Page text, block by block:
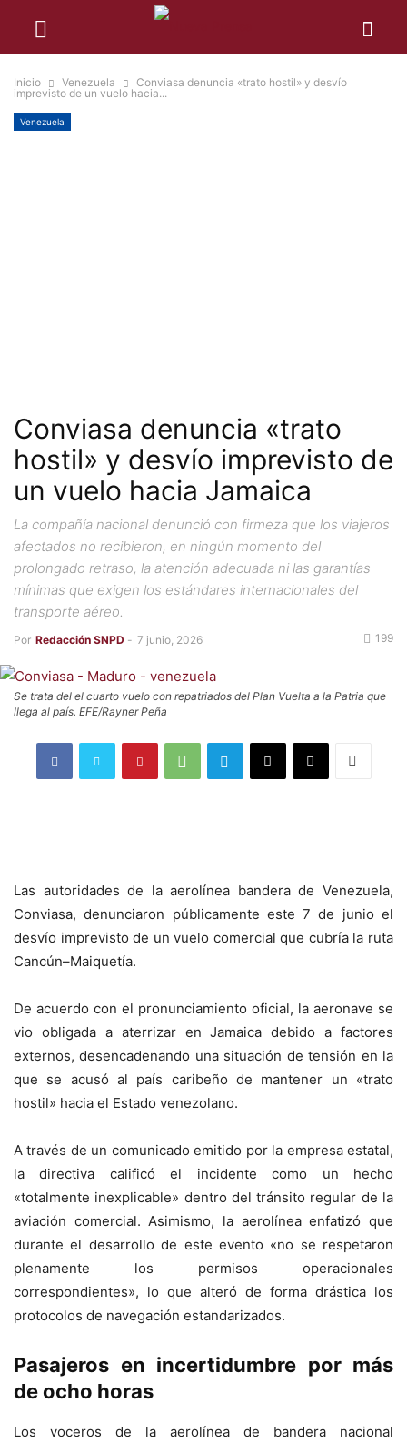
Inicio Venezuela
Conviasa denuncia «trato hostil» y desvío
imprevisto de un vuelo hacia...
Venezuela
Conviasa denuncia «trato
hostil» y desvío imprevisto de
un vuelo hacia Jamaica
La compañía nacional denunció con firmeza que los viajeros
afectados no recibieron, en ningún momento del
prolongado retraso, la atención adecuada ni las garantías
mínimas que exigen los estándares internacionales del
transporte aéreo.
Por Redacción SNPD - 7 junio, 2026 199
Se trata del el cuarto vuelo con repatriados del Plan Vuelta a la Patria que
llega al país. EFE/Rayner Peña
Las autoridades de la aerolínea bandera de Venezuela,
Conviasa, denunciaron públicamente este 7 de junio el
desvío imprevisto de un vuelo comercial que cubría la ruta
Cancún–Maiquetía.
De acuerdo con el pronunciamiento oficial, la aeronave se
vio obligada a aterrizar en Jamaica debido a factores
externos, desencadenando una situación de tensión en la
que se acusó al país caribeño de mantener un «trato
hostil» hacia el Estado venezolano.
A través de un comunicado emitido por la empresa estatal,
la directiva calificó el incidente como un hecho
«totalmente inexplicable» dentro del tránsito regular de la
aviación comercial. Asimismo, la aerolínea enfatizó que
durante el desarrollo de este evento «no se respetaron
plenamente los permisos operacionales
correspondientes», lo que alteró de forma drástica los
protocolos de navegación estandarizados.
Pasajeros en incertidumbre por más
de ocho horas
Los voceros de la aerolínea de bandera nacional